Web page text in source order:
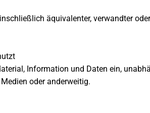
äquivalenter, verwandter
Information und Daten ein,
oder anderweitig.